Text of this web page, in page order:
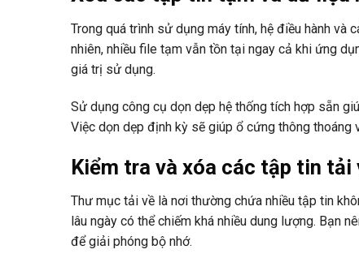
Trong quá trình sử dụng máy tính, hệ điều hành
nhiên, nhiều file tạm vẫn tồn tại ngay cả khi ứng
giá trị sử dụng.
Sử dụng công cụ dọn dẹp hệ thống tích hợp sẵn
Việc dọn dẹp định kỳ sẽ giúp ổ cứng thông thoáng
Kiểm tra và xóa các tập tin
Thư mục tải về là nơi thường chứa nhiều tập tin
lâu ngày có thể chiếm khá nhiều dung lượng. Bạn
để giải phóng bộ nhớ.